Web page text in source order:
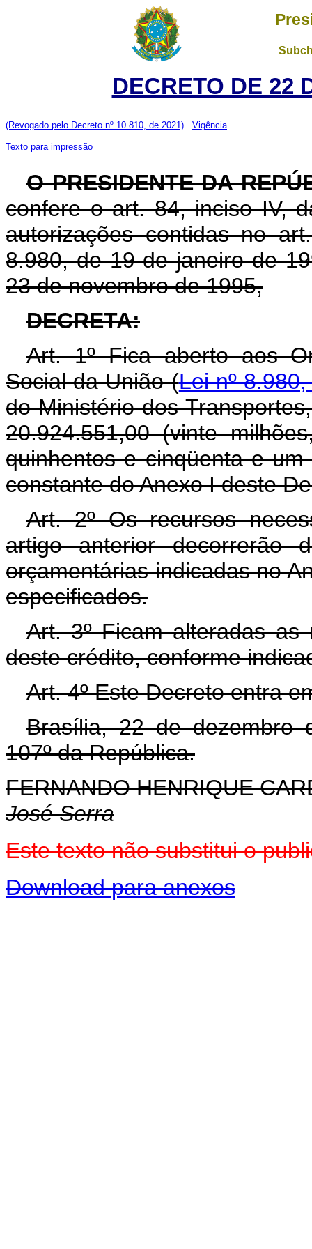
DECRETO DE 22
(Revogado pelo Decreto nº 10.810, de 2021) Vigência
Texto para impressão
O PRESIDENTE DA
confere o art. 84, inciso IV,
autorizações contidas no
8.980, de 19 de janeiro de
23 de novembro de 1995,
DECRETA:
Art. 1º Fica aberto aos
Social da União (Lei nº
do Ministério dos
20.924.551,00 (vinte
quinhentos e cinqüenta e
constante do Anexo I deste
Art. 2º Os recursos
artigo anterior decorrerão
orçamentárias indicadas no
especificados.
Art. 3º Ficam alteradas as
deste crédito, conforme
Art. 4º Este Decreto entra
Brasília, 22 de dezembro
107º da República.
FERNANDO HENRIQUE
José Serra
Este texto não substitui o
Download para anexos